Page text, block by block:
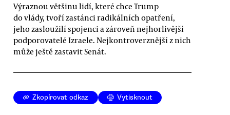
Výraznou většinu lidí, které chce Trump
do vlády, tvoří zastánci radikálních opatření,
jeho zasloužilí spojenci a zároveň nejhorlivější
podporovatelé Izraele. Nejkontroverznější z nich
může ještě zastavit Senát.
Zkopírovat odkaz Vytisknout